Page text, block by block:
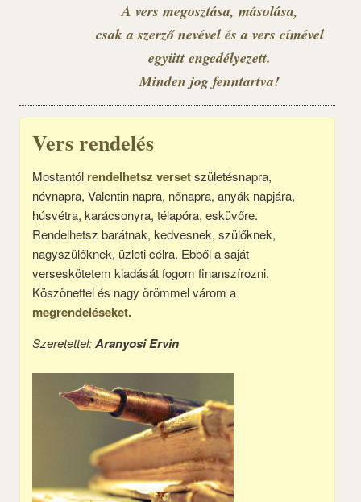
A vers megosztása, másolása,
csak a szerző nevével és a vers címével
együtt engedélyezett.
Minden jog fenntartva!
Vers rendelés
Mostantól rendelhetsz versetszületésnapra,
névnapra, Valentin napra, nőnapra, anyák napjára,
húsvétra, karácsonyra, télapóra, esküvőre.
Rendelhetsz barátnak, kedvesnek, szülőknek,
nagyszülőknek, üzleti célra. Ebből a saját
verseskötetem kiadását fogom finanszírozni.
Köszönettel és nagy örömmel várom a
megrendeléseket.
Szeretettel:Aranyosi Ervin